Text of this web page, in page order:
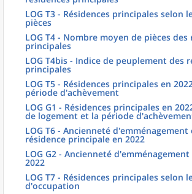
LOG T3 - Résidences principales selon
pièces
LOG T4 - Nombre moyen de pièces des
principales
LOG T4bis - Indice de peuplement des
principales
LOG T5 - Résidences principales en
période d'achèvement
LOG G1 - Résidences principales en
de logement et la période
LOG T6 - Ancienneté d'emménagement
résidence principale en 2022
LOG G2 - Ancienneté
2022
LOG T7 - Résidences principales selon
d'occupation